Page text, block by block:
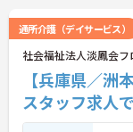
通所介護（デイサービス）
社会福祉法人淡鳳会フ
【兵庫県／
スタッフ求人